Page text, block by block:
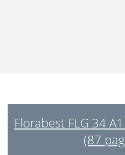
Florabest FLG 34
(87